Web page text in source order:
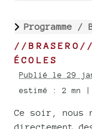
Programme /
//
ÉCOLES
Publié le 29
estimé : 2 mn |
Ce soir, nous